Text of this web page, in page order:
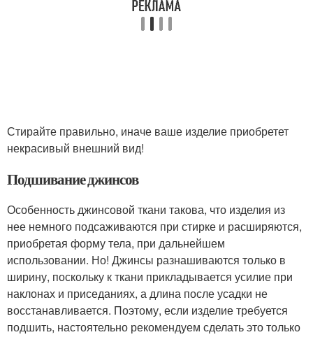
Стирайте правильно, иначе ваше изделие приобретет
некрасивый внешний вид!
Подшивание джинсов
Особенность джинсовой ткани такова, что изделия из
нее немного подсаживаются при стирке и расширяются,
приобретая форму тела, при дальнейшем
использовании. Но! Джинсы разнашиваются только в
ширину, поскольку к ткани прикладывается усилие при
наклонах и приседаниях, а длина после усадки не
восстанавливается. Поэтому, если изделие требуется
подшить, настоятельно рекомендуем сделать это только